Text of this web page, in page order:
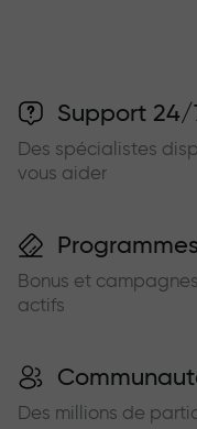
Support 24/
Des spécialistes
vous aider
Bonus et
actifs
Des millions de